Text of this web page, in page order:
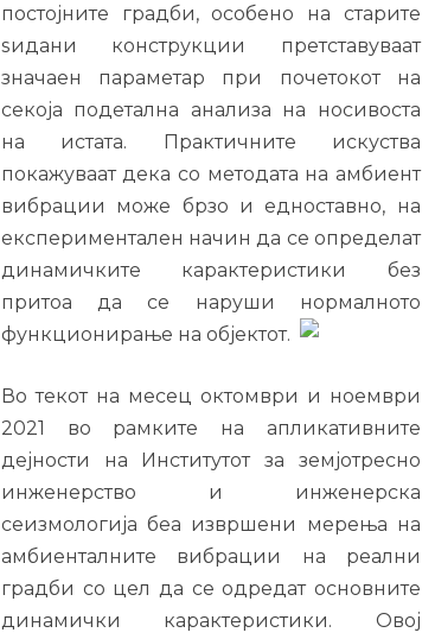
постојните градби, особено на старите
ѕидани конструкции претставуваат
значаен параметар при почетокот на
секоја подетална анализа на носивоста
на истата. Практичните искуства
покажуваат дека со методата на амбиент
вибрации може брзо и едноставно, на
експериментален начин да се определат
динамичките карактеристики без
притоа да се наруши нормалното
функционирање на објектот.
Во текот на месец октомври и ноември
2021 во рамките на апликативните
дејности на Институтот за земјотресно
инженерство и инженерска
сеизмологија беа извршени мерења на
амбиенталните вибрации на реални
градби со цел да се одредат основните
динамички карактеристики. Oвој